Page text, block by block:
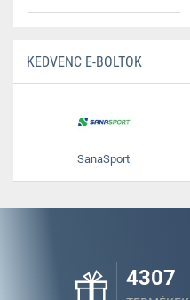
KEDVENC E-BOLTOK
SanaSport
4307